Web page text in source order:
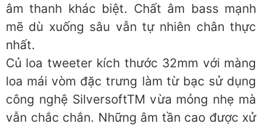
âm thanh khác biệt. Chất âm bass mạnh
mẽ dù xuống sâu vẫn tự nhiên chân thực
nhất.
Củ loa tweeter kích thước 32mm với màng
loa mái vòm đặc trưng làm từ bạc sử dụng
công nghệ SilversoftTM vừa mỏng nhẹ mà
vẫn chắc chắn. Những âm tần cao được xử